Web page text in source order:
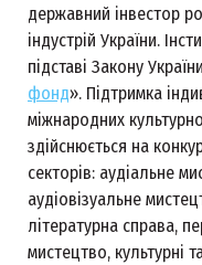
державний інвестор
індустрій України.
підставі Закону
фонд». Підтримка
міжнародних
здійснюється на
секторів: аудіальне
аудіовізуальне
літературна справа,
мистецтво, культурні